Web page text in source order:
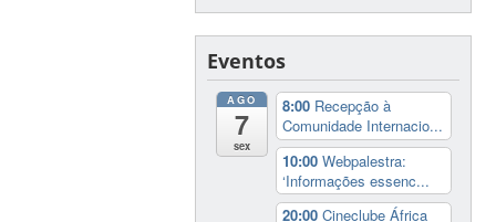
Eventos
AGO
7
sex
8:00 Recepção à
Comunidade Internacio...
10:00Webpalestra:
‘Informações essenc...
20:00Cineclube África